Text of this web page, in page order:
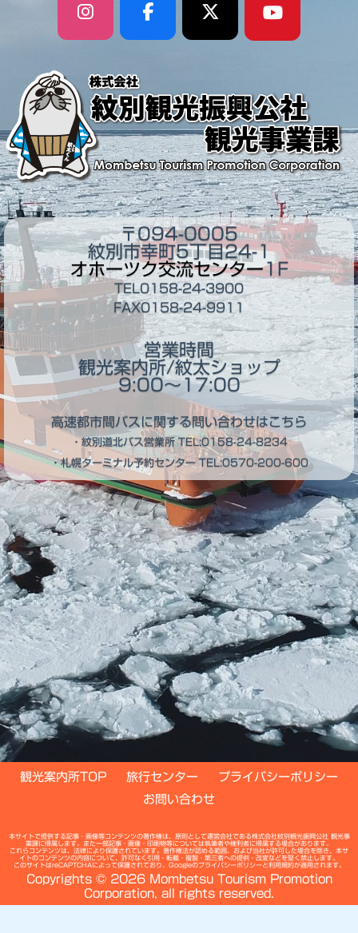
〒094-0005
紋別市幸町5丁目24-1
オホーツク交流センター1F
TEL0158-24-3900
FAX0158-24-9911
営業時間
観光案内所/紋太ショップ
9:00～17:00
高速都市間バスに関する問い合わせはこちら
・紋別道北バス営業所TEL:0158-24-8234
・札幌ターミナル予約センターTEL:0570-200-600
観光案内所TOP 旅行センター
プライバシーポリシー
お問い合わせ
本サイトで提供する記事・画像等コンテンツの著作権は、原則として運営会社である株式会社紋別観光振興公社 観光事
業課に帰属します。また一部記事・画像・印刷物等については執筆者や権利者に帰属する場合があります。
これらコンテンツは、法律により保護されています。著作権法が認める範囲、および当社が許可した場合を除き、本サ
イトのコンテンツの内容について、許可なく引用・転載・複製・第三者への提供・改変などを堅く禁止します。
このサイトはreCAPTCHAによって保護されており、Googleのプライバシーポリシーと利用規約が適用されます。
Copyrights © 2026 Mombetsu Tourism Promotion
Corporation, all rights reserved.